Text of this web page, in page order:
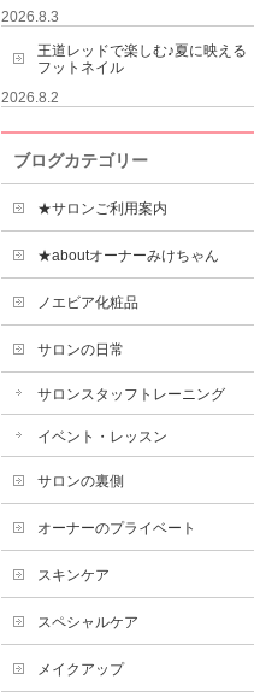
2026.8.3
王道レッドで楽しむ♪夏に映える
フットネイル
2026.8.2
ブログカテゴリー
★サロンご利用案内
★aboutオーナーみけちゃん
ノエビア化粧品
サロンの日常
サロンスタッフトレーニング
イベント・レッスン
サロンの裏側
オーナーのプライベート
スキンケア
スペシャルケア
メイクアップ